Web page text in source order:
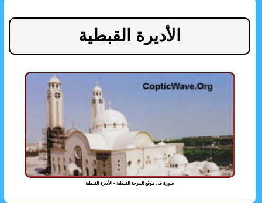
الأديرة القبطية
صورة فى موقع الموجة القبطية - الأديرة القبطية